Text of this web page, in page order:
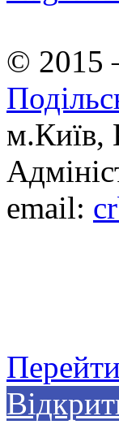
© 2015
м.Київ,
email: